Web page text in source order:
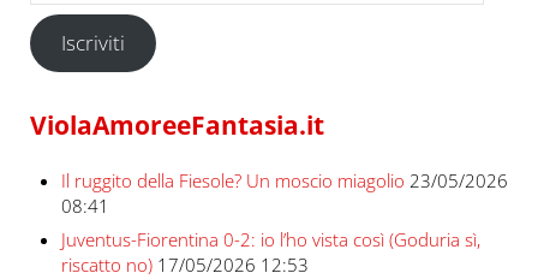
Iscriviti
ViolaAmoreeFantasia.it
Il ruggito della Fiesole? Un moscio miagolio 23/05/2026
08:41
Juventus-Fiorentina 0-2: io l’ho vista così (Goduria sì,
riscatto no) 17/05/2026 12:53